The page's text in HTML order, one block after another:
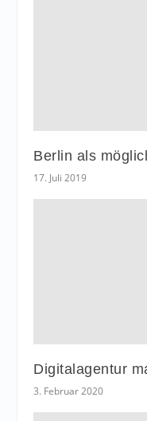
Berlin als
17. Juli 2019
Digitalagentur
3. Februar 2020